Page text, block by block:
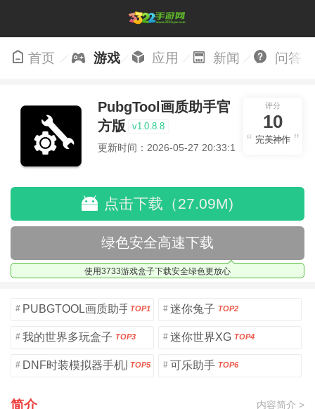
首页 游戏 应用 新闻 问答
PubgTool画质助手官
方版
v1.0.8.8
更新时间：2026-05-27 20:33:12
评分
10
完美神作
点击下载（27.09M)
绿色安全高速下载
使用3733游戏盒子下载安全绿色更放心
# PUBGTOOL画质助手安卓版
TOP1 # 迷你兔子 TOP2
# 我的世界多玩盒子 TOP3 # 迷你世界XG TOP4
# DNF时装模拟器手机版TOP5 # 可乐助手 TOP6
简介 内容简介 >